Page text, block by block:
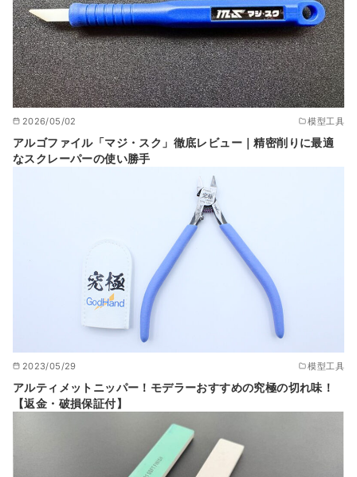
2026/05/02 模型工具
アルゴファイル「マジ・スク」徹底レビュー｜精密削りに最適
なスクレーパーの使い勝手
2023/05/29 模型工具
アルティメットニッパー！モデラーおすすめの究極の切れ味！
【返金・破損保証付】